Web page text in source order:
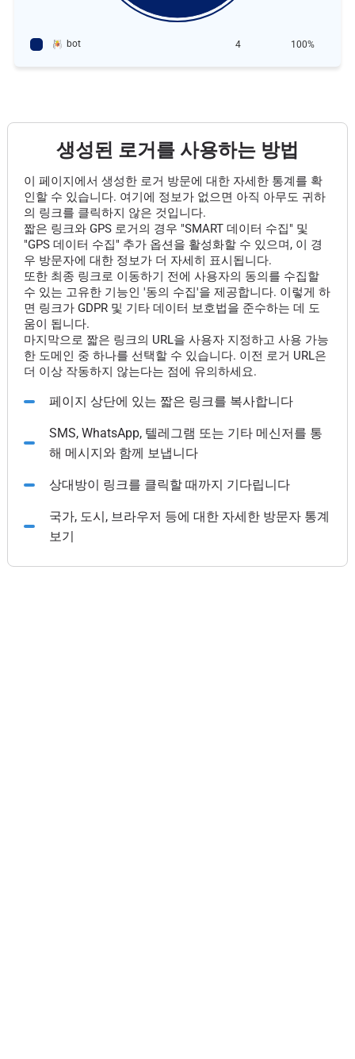
bot 4 100%
생성된 로거를 사용하는 방법
이 페이지에서 생성한 로거 방문에 대한 자세한 통계를 확
인할 수 있습니다. 여기에 정보가 없으면 아직 아무도 귀하
의 링크를 클릭하지 않은 것입니다.
짧은 링크와 GPS 로거의 경우 "SMART 데이터 수집" 및
"GPS 데이터 수집" 추가 옵션을 활성화할 수 있으며, 이 경
우 방문자에 대한 정보가 더 자세히 표시됩니다.
또한 최종 링크로 이동하기 전에 사용자의 동의를 수집할
수 있는 고유한 기능인 '동의 수집'을 제공합니다. 이렇게 하
면 링크가 GDPR 및 기타 데이터 보호법을 준수하는 데 도
움이 됩니다.
마지막으로 짧은 링크의 URL을 사용자 지정하고 사용 가능
한 도메인 중 하나를 선택할 수 있습니다. 이전 로거 URL은
더 이상 작동하지 않는다는 점에 유의하세요.
페이지 상단에 있는 짧은 링크를 복사합니다
SMS, WhatsApp, 텔레그램 또는 기타 메신저를 통
해 메시지와 함께 보냅니다
상대방이 링크를 클릭할 때까지 기다립니다
국가, 도시, 브라우저 등에 대한 자세한 방문자 통계
보기